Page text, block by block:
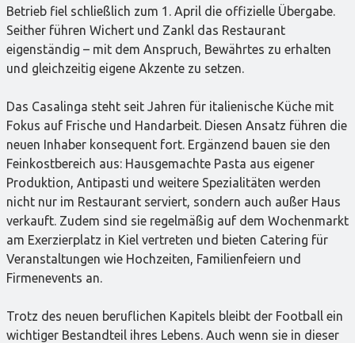
Betrieb fiel schließlich zum 1. April die offizielle Übergabe.
Seither führen Wichert und Zankl das Restaurant
eigenständig – mit dem Anspruch, Bewährtes zu erhalten
und gleichzeitig eigene Akzente zu setzen.
Das Casalinga steht seit Jahren für italienische Küche mit
Fokus auf Frische und Handarbeit. Diesen Ansatz führen die
neuen Inhaber konsequent fort. Ergänzend bauen sie den
Feinkostbereich aus: Hausgemachte Pasta aus eigener
Produktion, Antipasti und weitere Spezialitäten werden
nicht nur im Restaurant serviert, sondern auch außer Haus
verkauft. Zudem sind sie regelmäßig auf dem Wochenmarkt
am Exerzierplatz in Kiel vertreten und bieten Catering für
Veranstaltungen wie Hochzeiten, Familienfeiern und
Firmenevents an.
Trotz des neuen beruflichen Kapitels bleibt der Football ein
wichtiger Bestandteil ihres Lebens. Auch wenn sie in dieser